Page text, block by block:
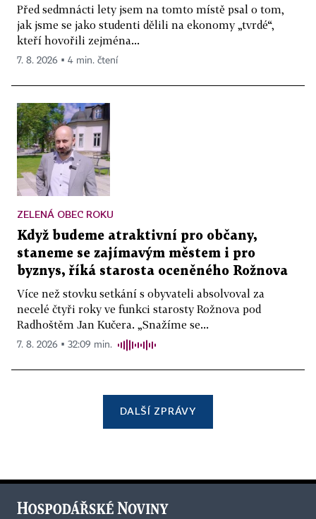
Před sedmnácti lety jsem na tomto místě psal o tom,
jak jsme se jako studenti dělili na ekonomy „tvrdé“,
kteří hovořili zejména...
7. 8. 2026 ▪ 4 min. čtení
ZELENÁ OBEC ROKU
Když budeme atraktivní pro občany,
staneme se zajímavým městem i pro
byznys, říká starosta oceněného Rožnova
Více než stovku setkání s obyvateli absolvoval za
necelé čtyři roky ve funkci starosty Rožnova pod
Radhoštěm Jan Kučera. „Snažíme se...
7. 8. 2026 ▪ 32:09 min.
DALŠÍ ZPRÁVY